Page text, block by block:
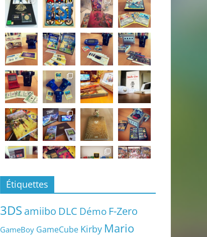
Étiquettes
3DS amiibo DLC Démo F-Zero
GameBoy GameCube Kirby Mario